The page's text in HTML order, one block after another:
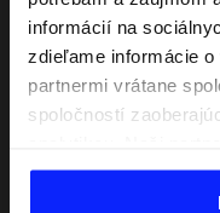
informácií na
zdieľame informácie
partnermi vrátane
spoločností
kombinovať s inými,
webovej stránky, ako